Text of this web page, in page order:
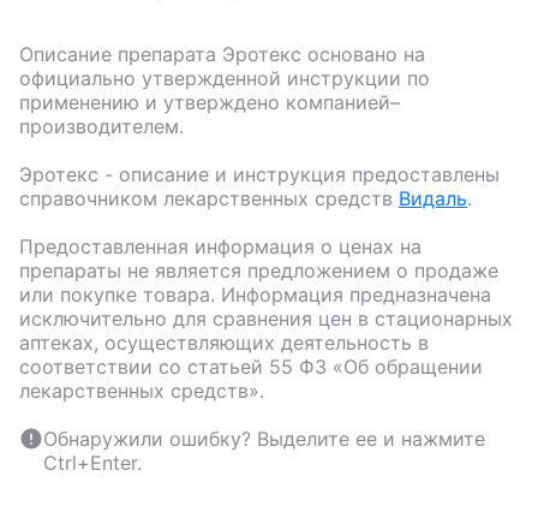
Описание препарата Эротекс основано на
официально утвержденной инструкции по
применению и утверждено компанией–
производителем.
Эротекс - описание и инструкция предоставлены
справочником лекарственных средств Видаль.
Предоставленная информация о ценах на
препараты не является предложением о продаже
или покупке товара. Информация предназначена
исключительно для сравнения цен в стационарных
аптеках, осуществляющих деятельность в
соответствии со статьей 55 ФЗ «Об обращении
лекарственных средств».
Обнаружили ошибку? Выделите ее и нажмите
Ctrl+Enter.